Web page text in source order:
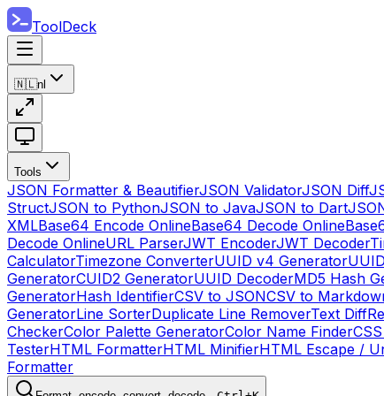
ToolDeck
🇳🇱nl
Tools
JSON Formatter & BeautifierJSON ValidatorJSON Diff
StructJSON to PythonJSON to JavaJSON to Dart
XMLBase64 Encode OnlineBase64 Decode Online
Decode OnlineURL ParserJWT EncoderJWT Decoder
CalculatorTimezone ConverterUUID v4 Generator
GeneratorCUID2 GeneratorUUID DecoderMD5 Hash
GeneratorHash IdentifierCSV to JSONCSV to
GeneratorLine SorterDuplicate Line RemoverText Diff
CheckerColor Palette GeneratorColor Name Finder
TesterHTML FormatterHTML MinifierHTML Escape /
Formatter